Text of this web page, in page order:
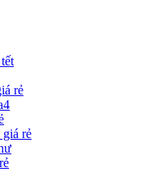
rẻ
rẻ